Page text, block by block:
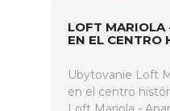
LOFT MARIOLA
EN EL CENTRO
Ubytovanie Loft
en el centro